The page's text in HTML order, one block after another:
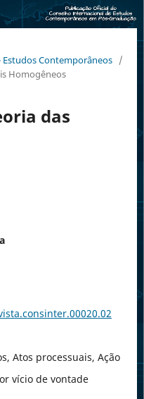
Estudos Contemporâneos /
Homogêneos
das
Atos processuais, Ação
vício de vontade